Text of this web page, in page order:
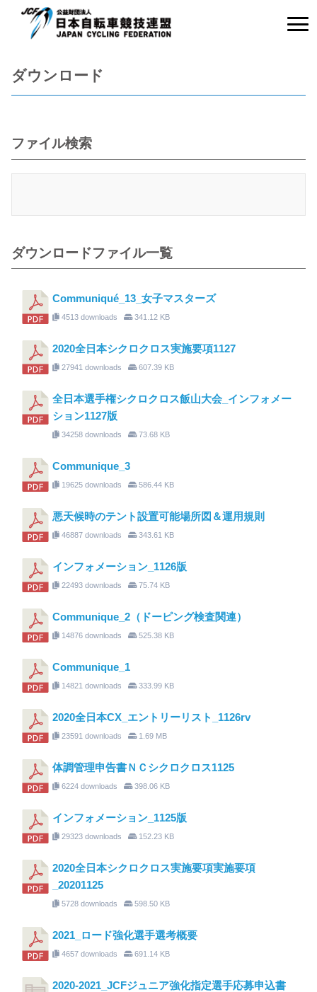
ダウンロード
ファイル検索
ダウンロードファイル一覧
Communiqué_13_女子マスターズ
4513 downloads 341.12 KB
2020全日本シクロクロス実施要項1127
27941 downloads 607.39 KB
全日本選手権シクロクロス飯山大会_インフォメー
ション1127版
34258 downloads 73.68 KB
Communique_3
19625 downloads 586.44 KB
悪天候時のテント設置可能場所図＆運用規則
46887 downloads 343.61 KB
インフォメーション_1126版
22493 downloads 75.74 KB
Communique_2（ドーピング検査関連）
14876 downloads 525.38 KB
Communique_1
14821 downloads 333.99 KB
2020全日本CX_エントリーリスト_1126rv
23591 downloads 1.69 MB
体調管理申告書ＮＣシクロクロス1125
6224 downloads 398.06 KB
インフォメーション_1125版
29323 downloads 152.23 KB
2020全日本シクロクロス実施要項実施要項
_20201125
5728 downloads 598.50 KB
2021_ロード強化選手選考概要
4657 downloads 691.14 KB
2020-2021_JCFジュニア強化指定選手応募申込書